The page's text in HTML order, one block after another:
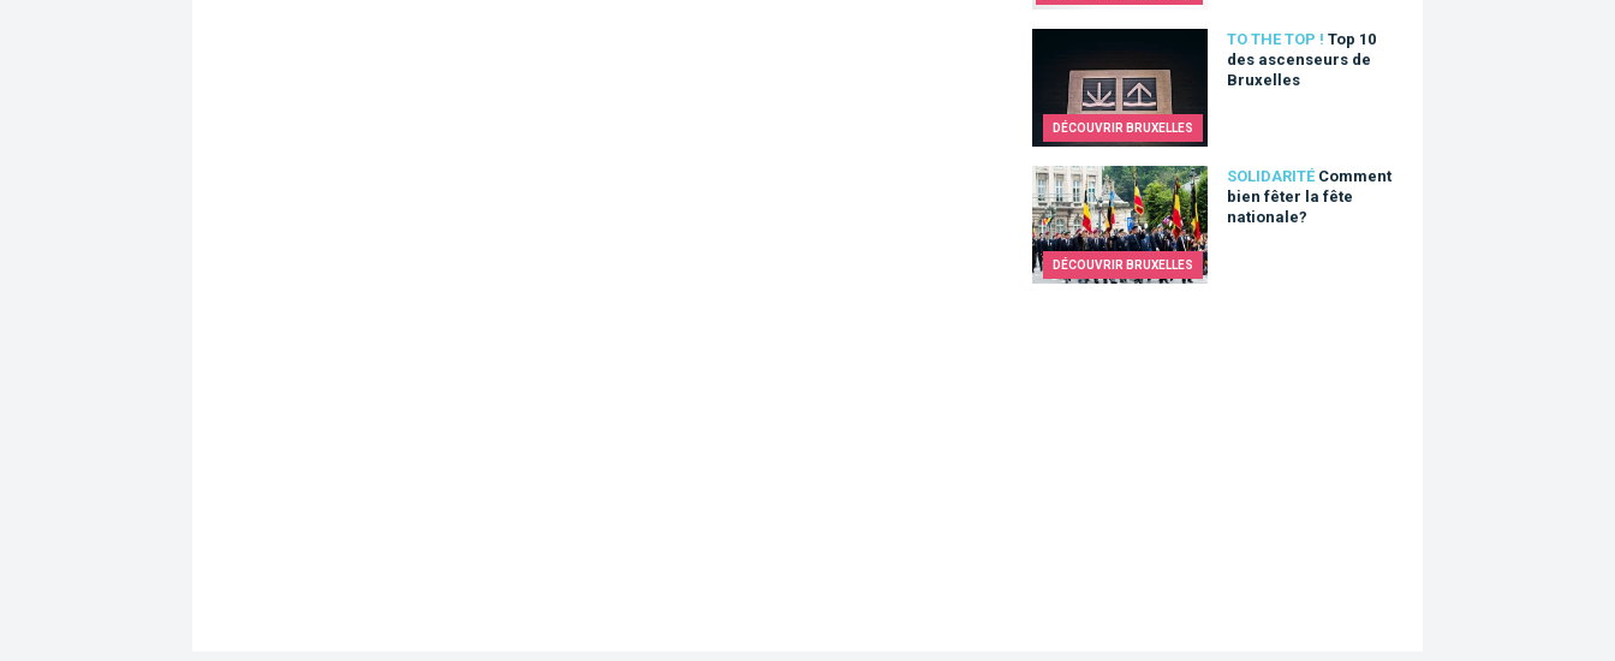
DÉCOUVRIR BRUXELLES
TO THE TOP ! Top 10
des ascenseurs de
Bruxelles
Top 10 des ascenseurs de Bruxelles
DÉCOUVRIR BRUXELLES
SOLIDARITÉ Comment
bien fêter la fête
nationale?
Comment bien fêter la fête nationale?